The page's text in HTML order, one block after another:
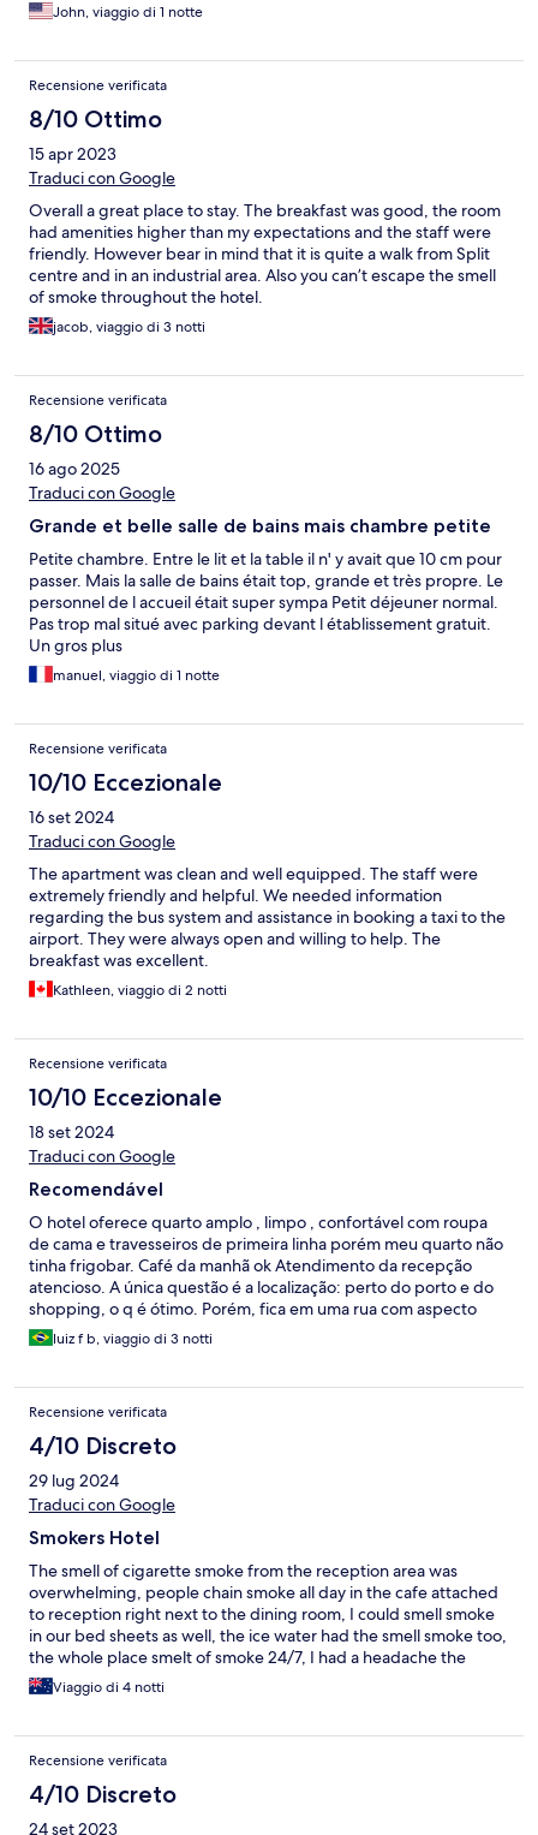
John, viaggio di 1 notte
Recensione verificata
8/10 Ottimo
15 apr 2023
Traduci con Google
Overall a great place to stay. The breakfast was good, the room
had amenities higher than my expectations and the staff were
friendly. However bear in mind that it is quite a walk from Split
centre and in an industrial area. Also you can’t escape the smell
of smoke throughout the hotel.
jacob, viaggio di 3 notti
Recensione verificata
8/10 Ottimo
16 ago 2025
Traduci con Google
Grande et belle salle de bains mais chambre petite
Petite chambre. Entre le lit et la table il n' y avait que 10 cm pour
passer. Mais la salle de bains était top, grande et très propre. Le
personnel de l accueil était super sympa Petit déjeuner normal.
Pas trop mal situé avec parking devant l établissement gratuit.
Un gros plus
manuel, viaggio di 1 notte
Recensione verificata
10/10 Eccezionale
16 set 2024
Traduci con Google
The apartment was clean and well equipped. The staff were
extremely friendly and helpful. We needed information
regarding the bus system and assistance in booking a taxi to the
airport. They were always open and willing to help. The
breakfast was excellent.
Kathleen, viaggio di 2 notti
Recensione verificata
10/10 Eccezionale
18 set 2024
Traduci con Google
Recomendável
O hotel oferece quarto amplo , limpo , confortável com roupa
de cama e travesseiros de primeira linha porém meu quarto não
tinha frigobar. Café da manhã ok Atendimento da recepção
atencioso. A única questão é a localização: perto do porto e do
shopping, o q é ótimo. Porém, fica em uma rua com aspecto
decadente que passa sensação de insegurança. Mas, após a
primeira impressão, percebi q a cidade toda é assim mesmo. No
voltar a Split.
luiz f b, viaggio di 3 notti
Recensione verificata
4/10 Discreto
29 lug 2024
Traduci con Google
Smokers Hotel
The smell of cigarette smoke from the reception area was
overwhelming, people chain smoke all day in the cafe attached
to reception right next to the dining room, I could smell smoke
in our bed sheets as well, the ice water had the smell smoke too,
the whole place smelt of smoke 24/7, I had a headache the
entire stay from the smoke.
Viaggio di 4 notti
Recensione verificata
4/10 Discreto
24 set 2023